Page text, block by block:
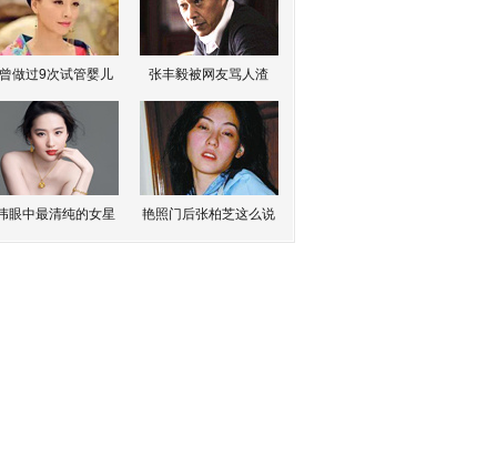
做过9次试管婴儿 张丰毅被网友骂人渣
眼中最清纯的女星 艳照门后张柏芝这么说